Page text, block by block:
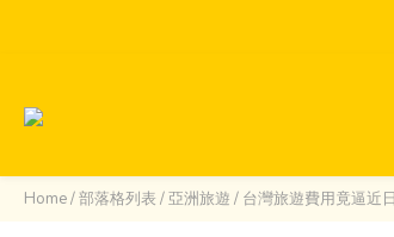
Home/部落格列表 /亞洲旅遊 / 台灣旅遊費用竟逼近